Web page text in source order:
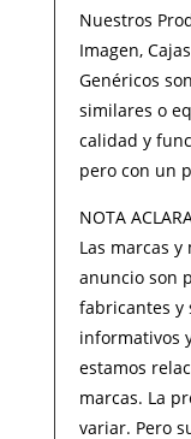
Nuestros
Imagen,
Genéricos
similares o
calidad y
pero con un
NOTA
Las marcas
anuncio son
fabricantes y
informativos
estamos
marcas. La
variar. Pero